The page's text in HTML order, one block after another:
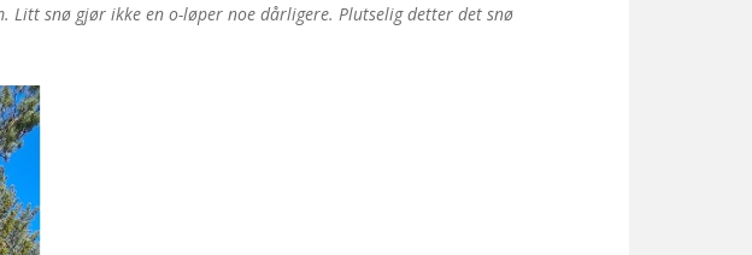
Litt snø gjør ikke en o-løper noe dårligere. Plutselig detter det snø